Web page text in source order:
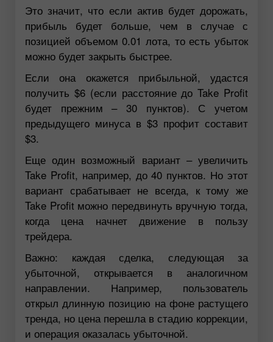
Это значит, что если актив будет дорожать,
прибыль будет больше, чем в случае с
позицией объемом 0.01 лота, то есть убыток
можно будет закрыть быстрее.
Если она окажется прибыльной, удастся
получить $6 (если расстояние до Take Profit
будет прежним – 30 пунктов). С учетом
предыдущего минуса в $3 профит составит
$3.
Еще один возможный вариант – увеличить
Take Profit, например, до 40 пунктов. Но этот
вариант срабатывает не всегда, к тому же
Take Profit можно передвинуть вручную тогда,
когда цена начнет движение в пользу
трейдера.
Важно: каждая сделка, следующая за
убыточной, открывается в аналогичном
направлении. Например, пользователь
открыл длинную позицию на фоне растущего
тренда, но цена перешла в стадию коррекции,
и операция оказалась убыточной.